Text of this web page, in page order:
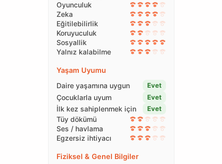
Oyunculuk
Zeka
Eğitilebilirlik
Koruyuculuk
Sosyallik
Yalnız kalabilme
Yaşam Uyumu
Daire yaşamına uygun
Evet
Çocuklarla uyum Evet
İlk kez sahiplenmek için Evet
Tüy dökümü
Ses / havlama
Egzersiz ihtiyacı
Fiziksel & Genel Bilgiler